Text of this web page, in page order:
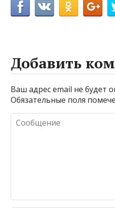
Добавить
Ваш адрес email не будет
Обязательные поля